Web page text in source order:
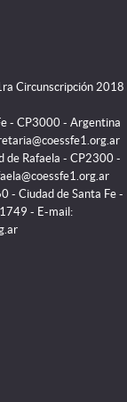
Circunscripción 2018
- CP3000 - Argentina
de Rafaela - CP2300 -
- Ciudad de Santa Fe -
- E-mail: